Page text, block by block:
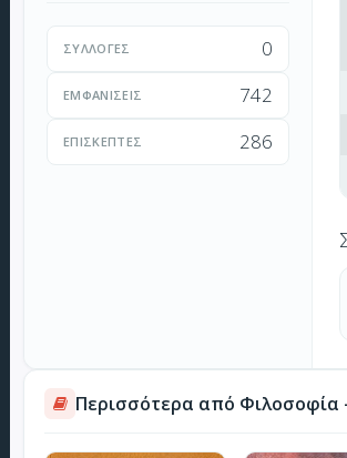
ΣΥΛΛΟΓΈΣ 0
ΕΜΦΑΝΊΣΕΙΣ 742
ΕΠΙΣΚΈΠΤΕΣ 286
Περισσότερα από Φιλοσοφία -